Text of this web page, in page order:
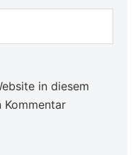
in diesem
Kommentar